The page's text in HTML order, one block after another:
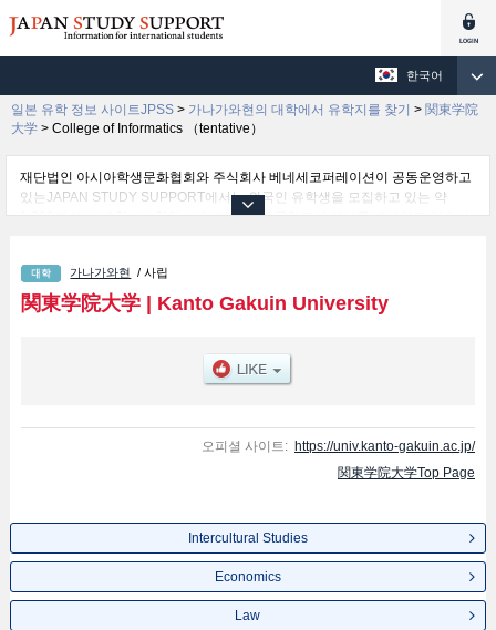
한국어
일본 유학 정보 사이트JPSS > 가나가와현의 대학에서 유학지를 찾기 > 関東学院
大学 > College of Informatics （tentative）
재단법인 아시아학생문화협회와 주식회사 베네세코퍼레이션이 공동운영하고
있는JAPAN STUDY SUPPORT에서는 외국인 유학생을 모집하고 있는 약
1,300여 개의 대학・대학원・단기대학・전문학교의 정보를 게재하고 있습니
Studies 학부및Economics 학부및Law 학부및Interhuman Symbiotic Studies
학부및Science and Engineering 학부및Architecture and Environmental
Design 학부및Education 학부및Nutrition 학부및Sociology 학부및Business
정보, 모집정원과 합격자수 등의 입시정보, 시설안내, 교통정보 등 외국인 유학
생에게 유익하고 필요한 정보를 게재하고 있으므로 많이 이용해 주시기 바랍니
가나가와현 / 사립
関東学院大学| Kanto Gakuin University
오피셜 사이트: https://univ.kanto-gakuin.ac.jp/
関東学院大学Top Page
Intercultural Studies
Economics
Law